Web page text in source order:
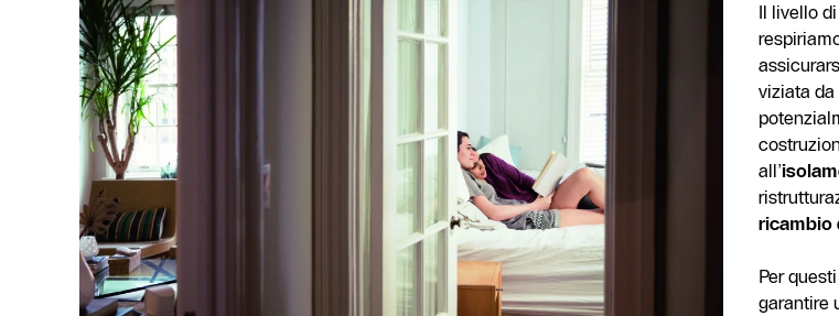
Il livello
viziata
all’
ricambio
Per
garantire